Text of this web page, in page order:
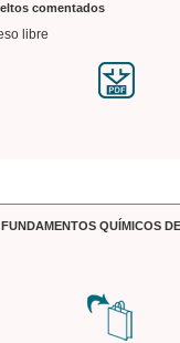
comentados
libre
QUÍMICOS